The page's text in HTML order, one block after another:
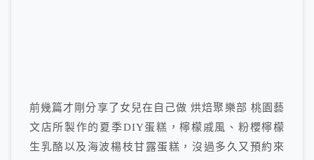
前幾篇才剛分享了女兒在自己做 烘焙聚樂部 桃園藝
文店所製作的夏季DIY蛋糕，檸檬戚風、粉櫻檸檬
生乳酪以及海波楊枝甘露蛋糕，沒過多久又預約來